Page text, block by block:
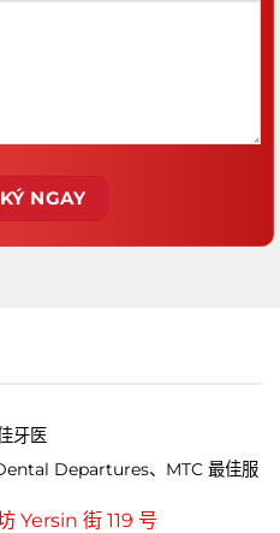
牙医
Departures、MTC 最佳服
Yersin 街 119 号